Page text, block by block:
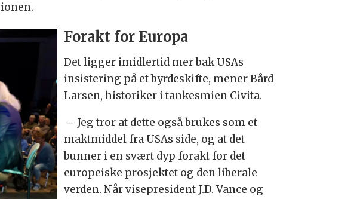
Forakt for Europa
Det ligger imidlertid mer bak USAs
insistering på et byrdeskifte, mener Bård
Larsen, historiker i tankesmien Civita.
– Jeg tror at dette også brukes som et
maktmiddel fra USAs side, og at det
bunner i en svært dyp forakt for det
europeiske prosjektet og den liberale
verden. Når visepresident J.D. Vance og